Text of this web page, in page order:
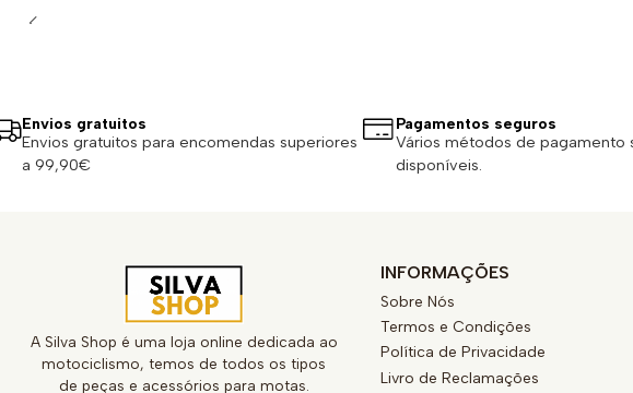
Envios gratuitos
Envios gratuitos para encomendas superiores
a 99,90€
Pagamentos seguros
Vários métodos de pagamento
disponíveis.
A Silva Shop é uma loja online dedicada ao
motociclismo, temos de todos os tipos
de peças e acessórios para motas.
INFORMAÇÕES
Sobre Nós
Termos e Condições
Política de Privacidade
Livro de Reclamações